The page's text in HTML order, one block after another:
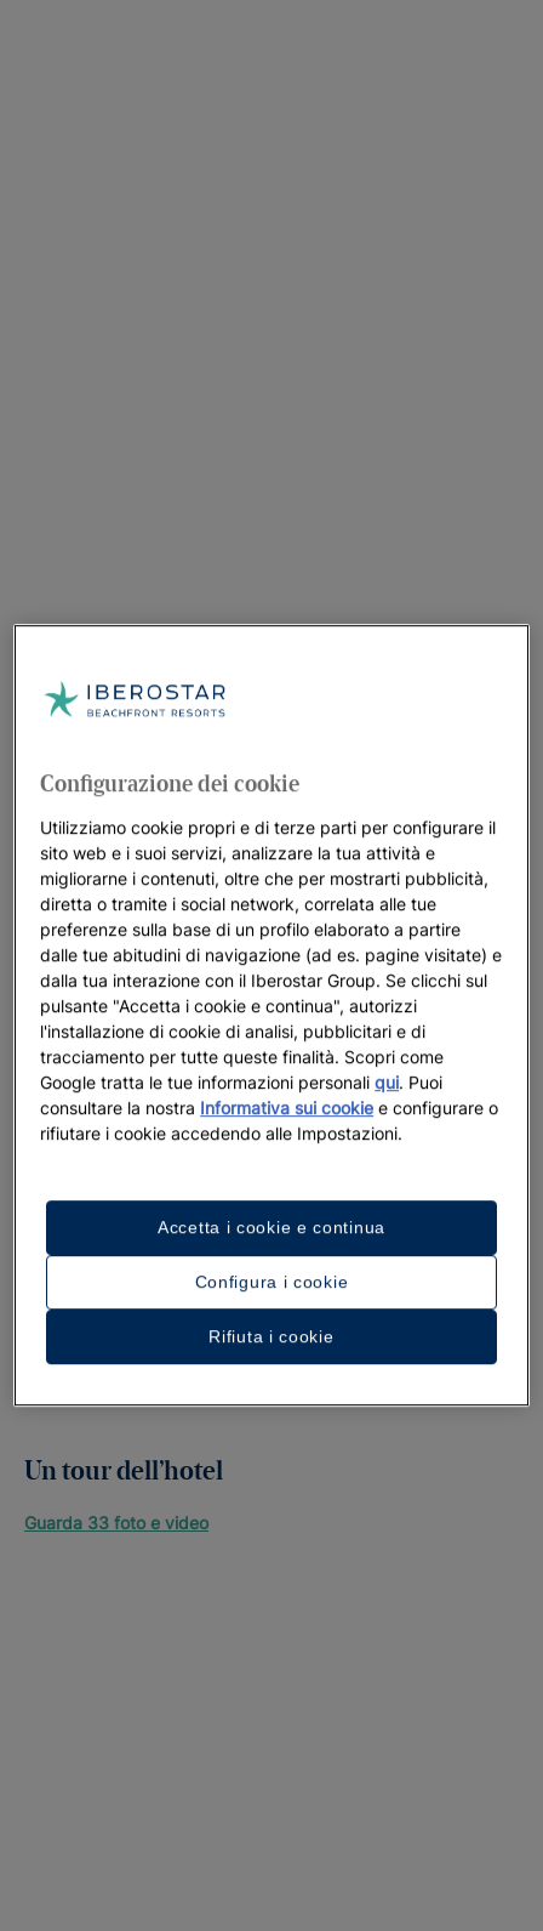
Un tour dell’hotel
Guarda 33 foto e video
Configurazione dei cookie
Utilizziamo cookie propri e di terze parti per configurare il
sito web e i suoi servizi, analizzare la tua attività e
migliorarne i contenuti, oltre che per mostrarti pubblicità,
diretta o tramite i social network, correlata alle tue
preferenze sulla base di un profilo elaborato a partire
dalle tue abitudini di navigazione (ad es. pagine visitate) e
dalla tua interazione con il Iberostar Group. Se clicchi sul
pulsante "Accetta i cookie e continua", autorizzi
l'installazione di cookie di analisi, pubblicitari e di
tracciamento per tutte queste finalità. Scopri come
Google tratta le tue informazioni personaliqui. Puoi
consultare la nostra Informativa sui cookie e configurare o
rifiutare i cookie accedendo alle Impostazioni.
Configura i cookie
Rifiuta i cookie
Accetta i cookie e continua